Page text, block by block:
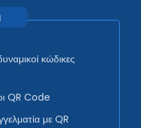
κώδικες
QR Code
με QR